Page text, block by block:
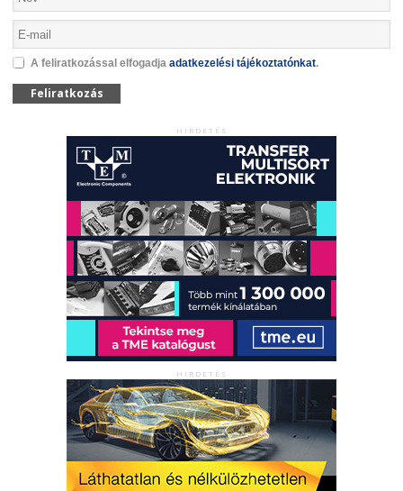
A feliratkozással elfogadja adatkezelési tájékoztatónkat.
Feliratkozás
HIRDETÉS
HIRDETÉS